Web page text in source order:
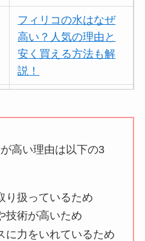
フィリコの水はなぜ
高い？人気の理由と
安く買える方法も解
説！
ンはなぜ人気？3つの
を紹介！
い理由は？なぜ人
気？安く買う方法も
解説！
高い理由は以下の3
り扱っているため
技術が高いため
に力をいれているため